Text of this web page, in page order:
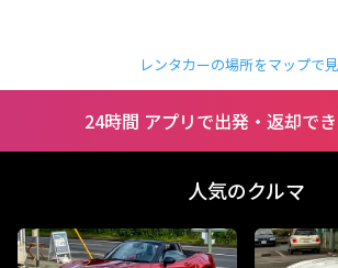
レンタカーの場所をマップで
24時間 アプリで出発・返却で
人気のクルマ